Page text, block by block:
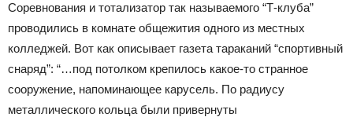
Соревнования и тотализатор так называемого “Т-клуба”
проводились в комнате общежития одного из местных
колледжей. Вот как описывает газета тараканий “спортивный
снаряд”: “…под потолком крепилось какое-то странное
сооружение, напоминающее карусель. По радиусу
металлического кольца были привернуты